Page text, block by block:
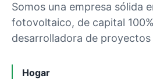
Somos una empresa sólida
fotovoltaico, de capital
desarrolladora de proyectos
Hogar